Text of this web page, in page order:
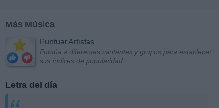
Más Música
Puntuar Artistas
Puntúa a diferentes cantantes y grupos para establecer
sus índices de popularidad
Letra del día